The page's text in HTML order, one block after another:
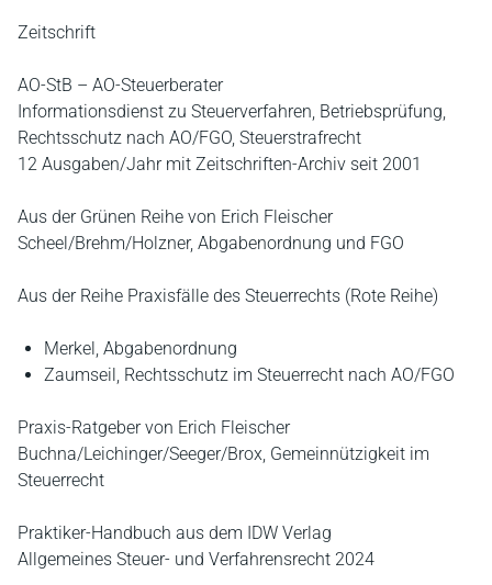
Zeitschrift
AO-StB – AO-Steuerberater
Informationsdienst zu Steuerverfahren, Betriebsprüfung,
Rechtsschutz nach AO/FGO, Steuerstrafrecht
12 Ausgaben/Jahr mit Zeitschriften-Archiv seit 2001
Aus der Grünen Reihe von Erich Fleischer
Scheel/Brehm/Holzner, Abgabenordnung und FGO
Aus der Reihe Praxisfälle des Steuerrechts (Rote Reihe)
Merkel, Abgabenordnung
Zaumseil, Rechtsschutz im Steuerrecht nach AO/FGO
Praxis-Ratgeber von Erich Fleischer
Buchna/Leichinger/Seeger/Brox, Gemeinnützigkeit im
Steuerrecht
Praktiker-Handbuch aus dem IDW Verlag
Allgemeines Steuer- und Verfahrensrecht 2024